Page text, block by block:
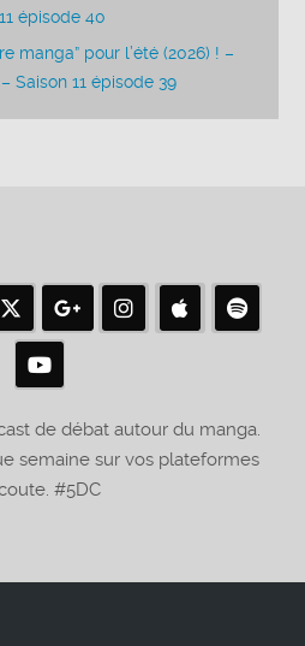
épisode 40
manga” pour l’été (2026) ! –
Saison 11 épisode 39
de débat autour du manga.
semaine sur vos plateformes
#5DC